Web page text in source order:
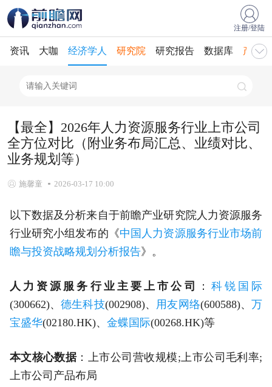
注册/登陆
资讯 大咖 经济学人 研究院 研究报告 数据库 产业
【最全】2026年人力资源服务行业上市公司
全方位对比（附业务布局汇总、业绩对比、
业务规划等）
施馨童 2026-03-17 10:00
以下数据及分析来自于前瞻产业研究院人力资源服务
行业研究小组发布的《中国人力资源服务行业市场前
瞻与投资战略规划分析报告》。
人力资源服务行业主要上市公司 ： 科锐国际
(300662)、 德生科技(002908)、 用友网络(600588)、万
宝盛华(02180.HK)、 金蝶国际(00268.HK)等
本文核心数据：上市公司营收规模;上市公司毛利率;
上市公司产品布局